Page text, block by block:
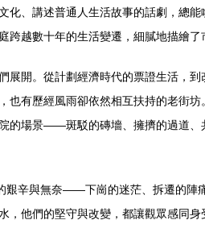
化、講述普通人生活故事的話劇，總
跨越數十年的生活變遷，細膩地描繪
展開。從計劃經濟時代的票證生活
也有歷經風雨卻依然相互扶持的老街
的場景——斑駁的磚墻、擁擠的過道
艱辛與無奈——下崗的迷茫、拆遷的
，他們的堅守與改變，都讓觀眾感同